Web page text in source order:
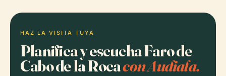
HAZ LA VISITA TUYA
Planifica y escucha Faro de
Cabo de la Rocacon Audiala.